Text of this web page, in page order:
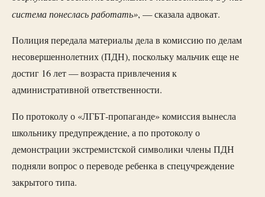
система понеслась работать», — сказала адвокат.
Полиция передала материалы дела в комиссию по делам
несовершеннолетних (ПДН), поскольку мальчик еще не
достиг 16 лет — возраста привлечения к
административной ответственности.
По протоколу о «ЛГБТ-пропаганде» комиссия вынесла
школьнику предупреждение, а по протоколу о
демонстрации экстремистской символики члены ПДН
подняли вопрос о переводе ребенка в спецучреждение
закрытого типа.